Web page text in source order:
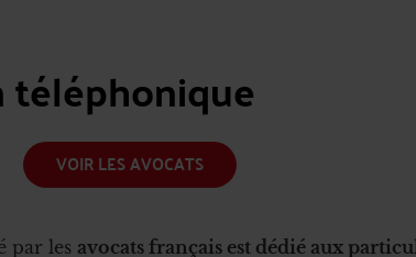
téléphonique
VOIR LES AVOCATS
par les avocats français est dédié aux